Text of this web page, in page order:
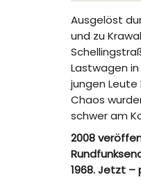
Ausgelöst
und zu
Lastwagen
jungen
Chaos
schwer am
2008
1968. Jetzt –